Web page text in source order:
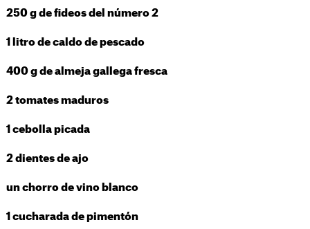
250 g de fideos del número 2
1 litro de caldo de pescado
400 g de almeja gallega fresca
2 tomates maduros
1 cebolla picada
2 dientes de ajo
un chorro de vino blanco
1 cucharada de pimentón